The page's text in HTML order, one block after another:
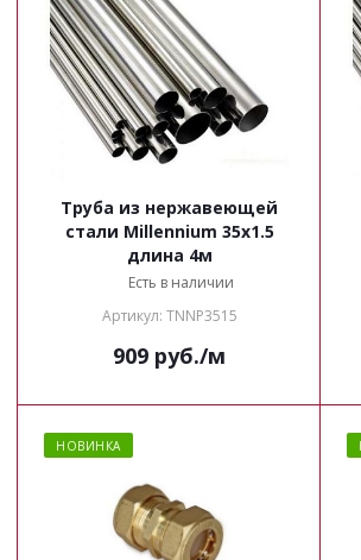
Труба из нержавеющей
стали Millennium 35х1.5
длина 4м
Есть в наличии
Артикул: TNNP3515
909 руб./м
НОВИНКА